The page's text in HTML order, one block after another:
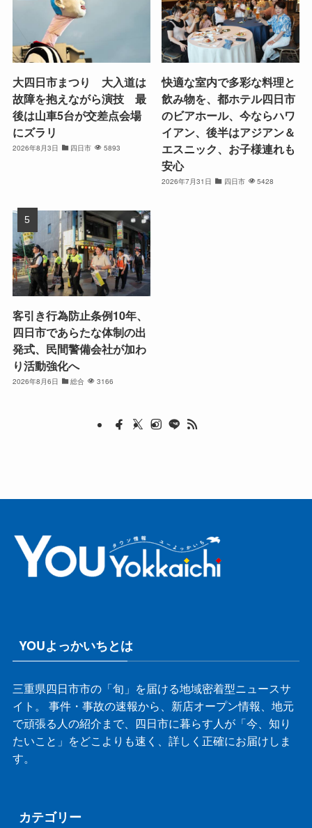
大四日市まつり 大入道は
故障を抱えながら演技 最
後は山車5台が交差点会場
にズラリ
2026年8月3日 四日市 5893
快適な室内で多彩な料理と
飲み物を、都ホテル四日市
のビアホール、今ならハワ
イアン、後半はアジアン＆
エスニック、お子様連れも
安心
2026年7月31日 四日市 5428
客引き行為防止条例10年、
四日市であらたな体制の出
発式、民間警備会社が加わ
り活動強化へ
2026年8月6日 総合 3166
YOUよっかいちとは
三重県四日市市の「旬」を届ける地域密着型ニュースサ
イト。 事件・事故の速報から、新店オープン情報、地元
で頑張る人の紹介まで、四日市に暮らす人が「今、知り
たいこと」をどこよりも速く、詳しく正確にお届けしま
す。
カテゴリー